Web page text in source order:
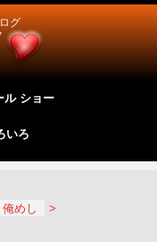
グ
ル ショー
いろ
俺めし >